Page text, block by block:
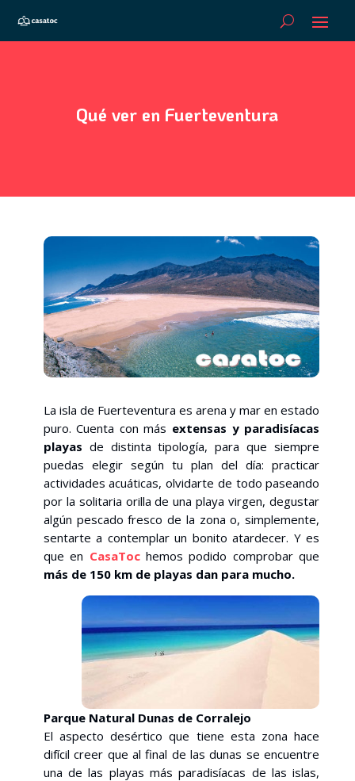
Qué ver en Fuerteventura
La isla de Fuerteventura es arena y mar en estado
puro. Cuenta con más extensas y paradisíacas
playas de distinta tipología, para que siempre
puedas elegir según tu plan del día: practicar
actividades acuáticas, olvidarte de todo paseando
por la solitaria orilla de una playa virgen, degustar
algún pescado fresco de la zona o, simplemente,
sentarte a contemplar un bonito atardecer. Y es
que en CasaTochemos podido comprobar que
más de 150 km de playas dan para mucho.
Parque Natural Dunas de Corralejo
El aspecto desértico que tiene esta zona hace
difícil creer que al final de las dunas se encuentre
una de las playas más paradisíacas de las islas,